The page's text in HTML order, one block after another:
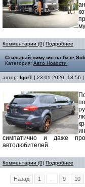
Комментарии (0) Подробнее
Стильный лимузин на базе
Категория: Авто Новости
автор: IgorT | 23-01-2020, 18:56
симпатично и даже
автолюбителей.
Комментарии (0) Подробнее
Назад 1 9 10